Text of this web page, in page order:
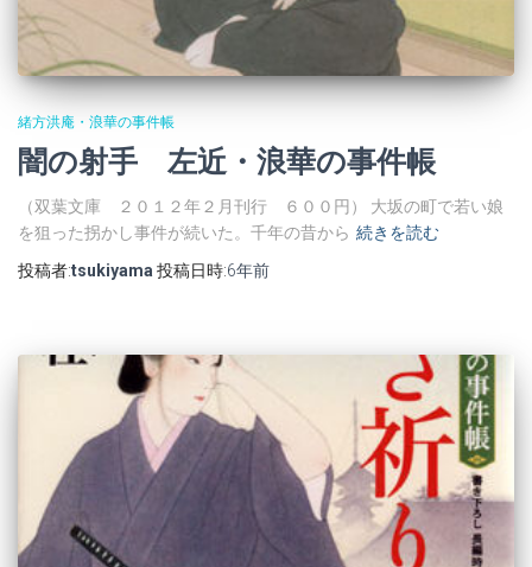
緒方洪庵・浪華の事件帳
闇の射手 左近・浪華の事件帳
（双葉文庫 ２０１２年２月刊行 ６００円） 大坂の町で若い娘
を狙った拐かし事件が続いた。千年の昔から 続きを読む
投稿者:tsukiyama 投稿日時:6年前